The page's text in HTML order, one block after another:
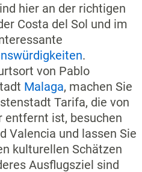
hier an der richtigen
Costa del Sol und im
.
von Pablo
Malaga, machen Sie
Tarifa, die von
ist, besuchen
Valencia und lassen Sie
kulturellen Schätzen
Ausflugsziel sind